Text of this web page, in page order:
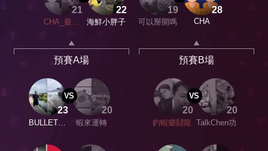
21
CHA_最強
22
海鮮小胖子
19
可以掰開嗎
28
CHA
預賽A場
23
BULLET滿
VS
20
蝦來運轉
預賽B場
20
釣蝦樂鬪龍
VS
20
TalkChen功